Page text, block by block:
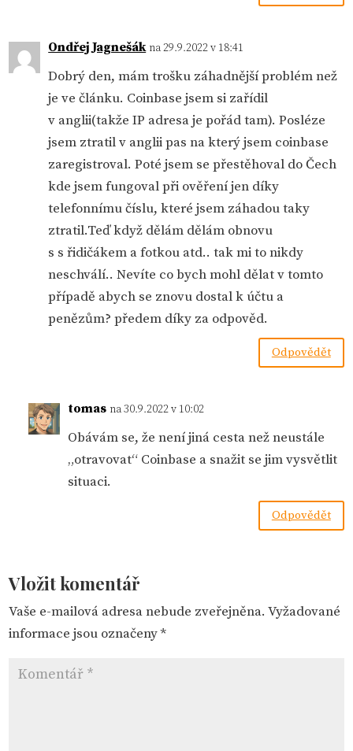
Ondřej Jagnešák na 29.9.2022 v 18:41
Dobrý den, mám trošku záhadnější problém než
je ve článku. Coinbase jsem si zařídil
v anglii(takže IP adresa je pořád tam). Posléze
jsem ztratil v anglii pas na který jsem coinbase
zaregistroval. Poté jsem se přestěhoval do Čech
kde jsem fungoval při ověření jen díky
telefonnímu číslu, které jsem záhadou taky
ztratil.Teď když dělám dělám obnovu
s s řidičákem a fotkou atd.. tak mi to nikdy
neschválí.. Nevíte co bych mohl dělat v tomto
případě abych se znovu dostal k účtu a
penězům? předem díky za odpověd.
Odpovědět
tomas na 30.9.2022 v 10:02
Obávám se, že není jiná cesta než neustále
„otravovat“ Coinbase a snažit se jim vysvětlit
situaci.
Odpovědět
Vložit komentář
Vaše e-mailová adresa nebude zveřejněna. Vyžadované
informace jsou označeny*